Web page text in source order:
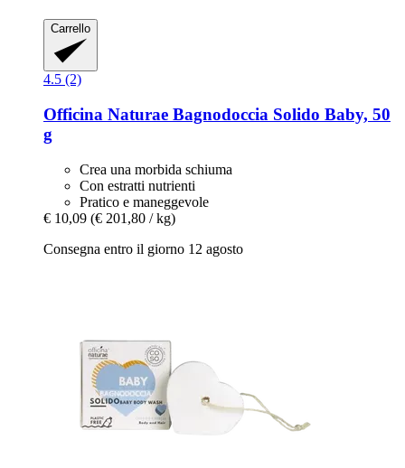
Carrello
4.5 (2)
Officina Naturae Bagnodoccia Solido Baby, 50
g
Crea una morbida schiuma
Con estratti nutrienti
Pratico e maneggevole
€ 10,09 (€ 201,80 / kg)
Consegna entro il giorno 12 agosto